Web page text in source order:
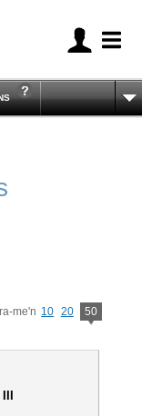
me'n 10 20
50